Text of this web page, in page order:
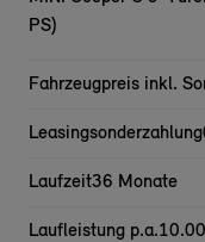
PS)
Fahrzeugpreis inkl.
Leasingsonderzahlung
Laufzeit36 Monate
Laufleistung p.a.